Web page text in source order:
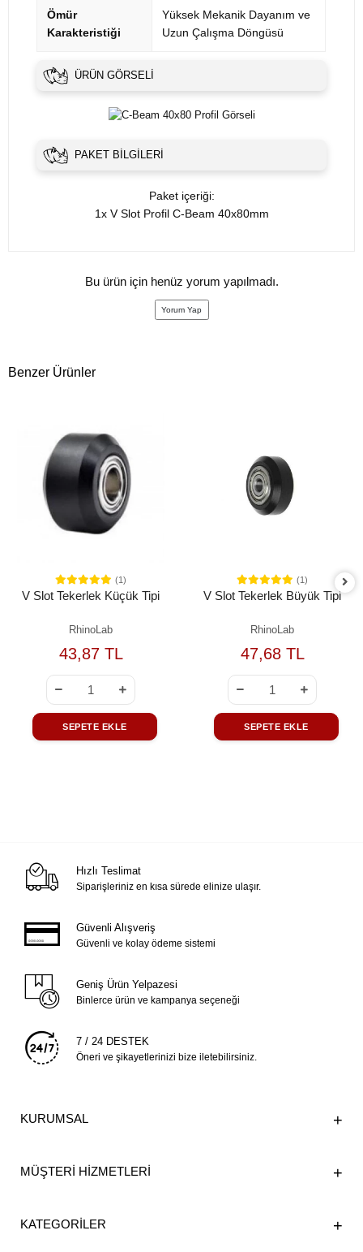
Ömür
Karakteristiği
Yüksek Mekanik Dayanım ve
Uzun Çalışma Döngüsü
ÜRÜN GÖRSELI
PAKET BILGILERI
Paket içeriği:
1x V Slot Profil C-Beam 40x80mm
Bu ürün için henüz yorum yapılmadı.
Yorum Yap
Benzer Ürünler
(1)
V Slot Tekerlek Küçük Tipi
RhinoLab
43,87 TL
SEPETE EKLE
(1)
V Slot Tekerlek Büyük Tipi
RhinoLab
47,68 TL
SEPETE EKLE
Hızlı Teslimat
Siparişleriniz en kısa sürede elinize ulaşır.
Güvenli Alışveriş
Güvenli ve kolay ödeme sistemi
Geniş Ürün Yelpazesi
Binlerce ürün ve kampanya seçeneği
7 / 24 DESTEK
Öneri ve şikayetlerinizi bize iletebilirsiniz.
KURUMSAL
MÜŞTERİ HİZMETLERİ
KATEGORİLER